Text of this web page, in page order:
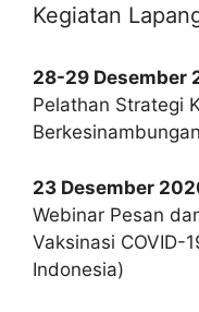
Kegiatan
28-29 Desember
Pelathan Strategi
23 Desember
Webinar Pesan
Vaksinasi COVID-
Indonesia)